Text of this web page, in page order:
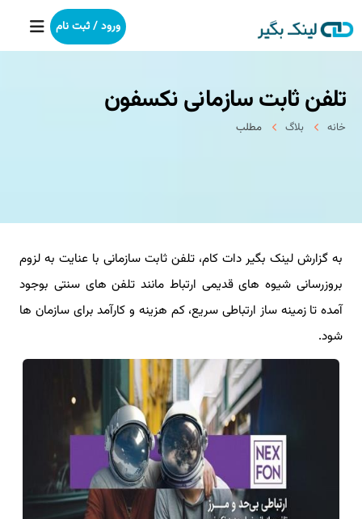
خانه
بکلینک
خدمات ما
درباره ما
آموزش
ورود / ثبت نام
تلفن ثابت سازمانی نکسفون
خانه بلاگ مطلب
به گزارش لینک بگیر دات کام، تلفن ثابت سازمانی با عنایت به لزوم
بروزرسانی شیوه های قدیمی ارتباط مانند تلفن های سنتی بوجود
آمده تا زمینه ساز ارتباطی سریع، کم هزینه و کارآمد برای سازمان ها
شود.